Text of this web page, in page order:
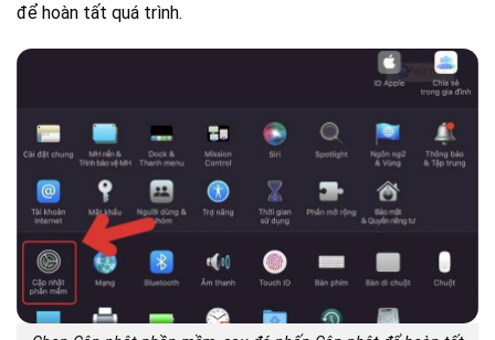
để hoàn tất quá trình.